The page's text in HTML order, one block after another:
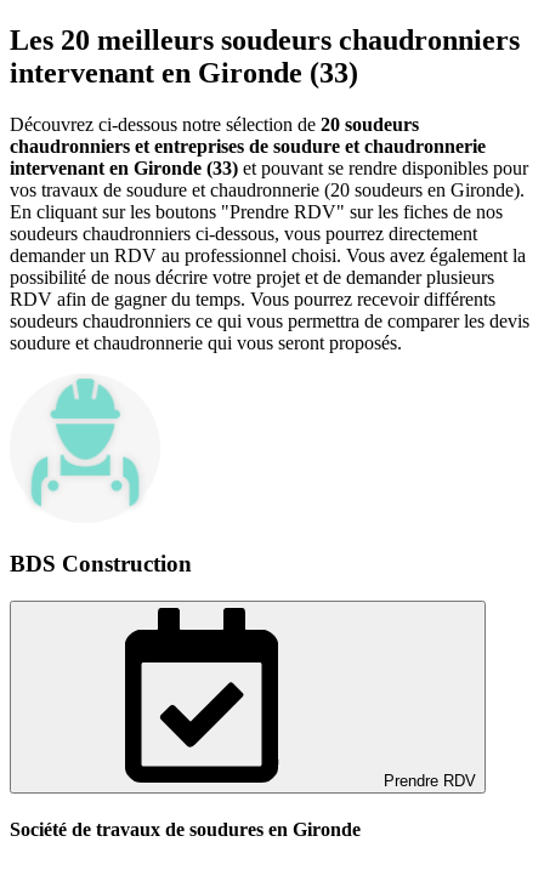
Les 20 meilleurs soudeurs chaudronniers
intervenant en Gironde (33)
Découvrez ci-dessous notre sélection de 20 soudeurs
chaudronniers et entreprises de soudure et chaudronnerie
intervenant en Gironde (33) et pouvant se rendre disponibles pour
vos travaux de soudure et chaudronnerie (20 soudeurs en Gironde).
En cliquant sur les boutons "Prendre RDV" sur les fiches de nos
soudeurs chaudronniers ci-dessous, vous pourrez directement
demander un RDV au professionnel choisi. Vous avez également la
possibilité de nous décrire votre projet et de demander plusieurs
RDV afin de gagner du temps. Vous pourrez recevoir différents
soudeurs chaudronniers ce qui vous permettra de comparer les devis
soudure et chaudronnerie qui vous seront proposés.
BDS Construction
Prendre RDV
Société de travaux de soudures en Gironde